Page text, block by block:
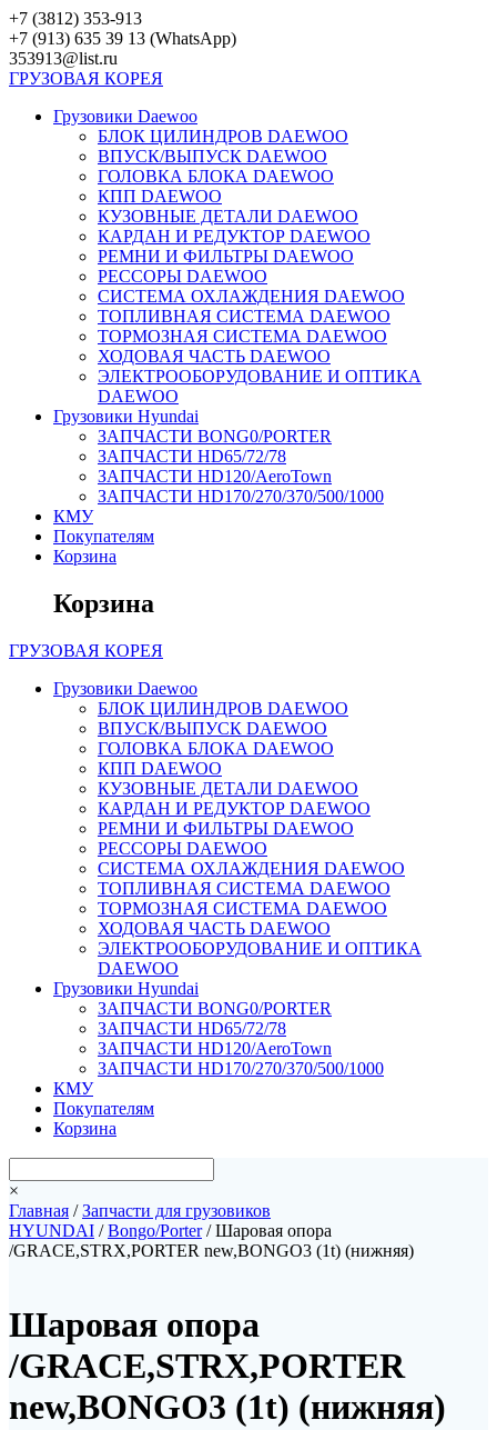
Перейти
к
контенту
+7 (3812) 353-913
+7 (913) 635 39 13 (WhatsApp)
353913@list.ru
ГРУЗОВАЯ КОРЕЯ
Грузовики Daewoo
БЛОК ЦИЛИНДРОВ DAEWOO
ВПУСК/ВЫПУСК DAEWOO
ГОЛОВКА БЛОКА DAEWOO
КПП DAEWOO
КУЗОВНЫЕ ДЕТАЛИ DAEWOO
КАРДАН И РЕДУКТОР DAEWOO
РЕМНИ И ФИЛЬТРЫ DAEWOO
РЕССОРЫ DAEWOO
СИСТЕМА ОХЛАЖДЕНИЯ DAEWOO
ТОПЛИВНАЯ СИСТЕМА DAEWOO
ТОРМОЗНАЯ СИСТЕМА DAEWOO
ХОДОВАЯ ЧАСТЬ DAEWOO
ЭЛЕКТРООБОРУДОВАНИЕ И ОПТИКА
DAEWOO
Грузовики Hyundai
ЗАПЧАСТИ BONG0/PORTER
ЗАПЧАСТИ HD65/72/78
ЗАПЧАСТИ HD120/AeroTown
ЗАПЧАСТИ HD170/270/370/500/1000
КМУ
Покупателям
Корзина
Корзина
ГРУЗОВАЯ КОРЕЯ
Грузовики Daewoo
БЛОК ЦИЛИНДРОВ DAEWOO
ВПУСК/ВЫПУСК DAEWOO
ГОЛОВКА БЛОКА DAEWOO
КПП DAEWOO
КУЗОВНЫЕ ДЕТАЛИ DAEWOO
КАРДАН И РЕДУКТОР DAEWOO
РЕМНИ И ФИЛЬТРЫ DAEWOO
РЕССОРЫ DAEWOO
СИСТЕМА ОХЛАЖДЕНИЯ DAEWOO
ТОПЛИВНАЯ СИСТЕМА DAEWOO
ТОРМОЗНАЯ СИСТЕМА DAEWOO
ХОДОВАЯ ЧАСТЬ DAEWOO
ЭЛЕКТРООБОРУДОВАНИЕ И ОПТИКА
DAEWOO
Грузовики Hyundai
ЗАПЧАСТИ BONG0/PORTER
ЗАПЧАСТИ HD65/72/78
ЗАПЧАСТИ HD120/AeroTown
ЗАПЧАСТИ HD170/270/370/500/1000
КМУ
Покупателям
Корзина
×
Главная /Запчасти для грузовиков
HYUNDAI /Bongo/Porter/ Шаровая опора
/GRACE,STRX,PORTER new,BONGO3 (1t) (нижняя)
Шаровая опора
/GRACE,STRX,PORTER
new,BONGO3 (1t) (нижняя)